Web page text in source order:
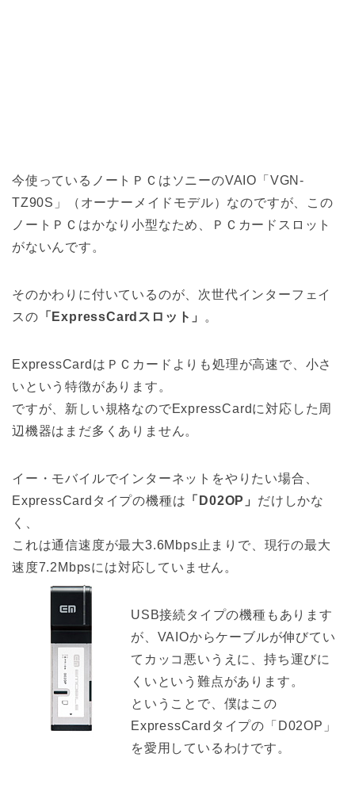
今使っているノートＰＣはソニーのVAIO「VGN-
TZ90S」（オーナーメイドモデル）なのですが、この
ノートＰＣはかなり小型なため、ＰＣカードスロット
がないんです。
そのかわりに付いているのが、次世代インターフェイ
スの 「ExpressCardスロット」 。
ExpressCardはＰＣカードよりも処理が高速で、小さ
いという特徴があります。
ですが、新しい規格なのでExpressCardに対応した周
辺機器はまだ多くありません。
イー・モバイルでインターネットをやりたい場合、
ExpressCardタイプの機種は 「D02OP」 だけしかな
く、
これは通信速度が最大3.6Mbps止まりで、現行の最大
速度7.2Mbpsには対応していません。
USB接続タイプの機種もあります
が、VAIOからケーブルが伸びてい
てカッコ悪いうえに、持ち運びに
くいという難点があります。
ということで、僕はこの
ExpressCardタイプの「D02OP」
を愛用しているわけです。